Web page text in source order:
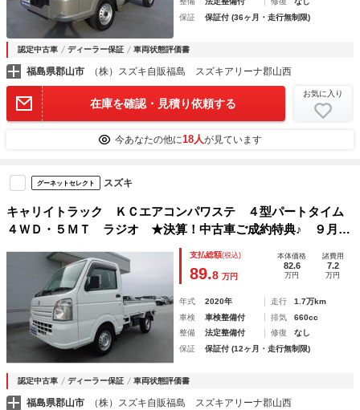
保証
保証付 (36ヶ月・走行無制限)
認定中古車 ディーラー保証 車両状態評価書
福島県郡山市 （株）スズキ自販福島 スズキアリーナ郡山西
在庫を確認・見積り依頼する
お気に入り
今あなたの他に18人が見ています
グーネットセレクト スズキ
キャリイトラック ＫＣエアコンパワステ ４型パートタイム
４ＷＤ・５ＭＴ ラジオ ★決算！中古車ご成約特典♪ ９月１
４日までご成約、かつ９月３０日までのご納車で当社指定純正
ナビ本体ｏｒ付属品本体（詳細は中古スタッフへ）５０％ＯＦ
Ｆ（工賃・付属品は別途頂戴いたします）★
支払総額(税込)
89.8 万円
本体価格
82.6
万円
諸費用
7.2
万円
年式 2020年 走行
1.7万km
車検
車検整備付 排気
660cc
整備
法定整備付 修復
なし
保証
保証付 (12ヶ月・走行無制限)
認定中古車 ディーラー保証 車両状態評価書
福島県郡山市 （株）スズキ自販福島 スズキアリーナ郡山西